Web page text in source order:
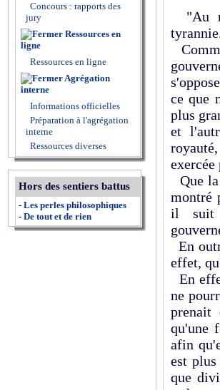
Concours : rapports des
jury
Ressources en
ligne
Ressources en ligne
Agrégation
interne
Informations officielles
Préparation à l'agrégation
interne
Ressources diverses
Hors des sentiers battus
- Les perles philosophiques
- De tout et de rien
"Au
ce que
plus
et
exercée
Que
montré
il suit
En
effet,
En
ne
prenait
qu'une
afin
est
que